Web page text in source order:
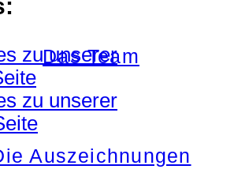
Das Team
Auszeichnungen